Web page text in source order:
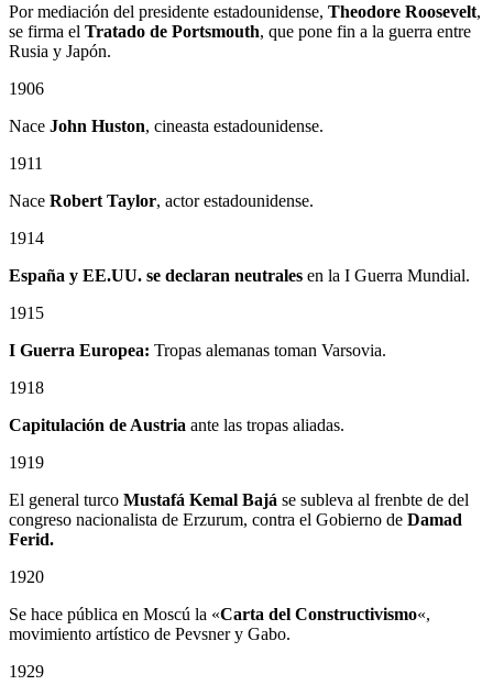
Por mediación del presidente estadounidense, Theodore Roosevelt,
se firma el Tratado de Portsmouth, que pone fin a la guerra entre
Rusia y Japón.
1906
Nace John Huston, cineasta estadounidense.
1911
Nace Robert Taylor, actor estadounidense.
1914
España y EE.UU. se declaran neutrales en la I Guerra Mundial.
1915
I Guerra Europea: Tropas alemanas toman Varsovia.
1918
Capitulación de Austria ante las tropas aliadas.
1919
El general turco Mustafá Kemal Bajá se subleva al frenbte de del
congreso nacionalista de Erzurum, contra el Gobierno de Damad
Ferid.
1920
Se hace pública en Moscú la «Carta del Constructivismo«,
movimiento artístico de Pevsner y Gabo.
1929